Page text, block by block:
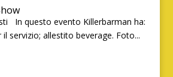
In questo evento Killerbarman ha:
servizio; allestito beverage. Foto...